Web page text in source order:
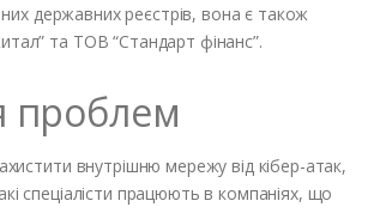
державних реєстрів, вона є також
та ТОВ “Стандарт фінанс”.
проблем
внутрішню мережу від кібер-атак,
спеціалісти працюють в компаніях, що